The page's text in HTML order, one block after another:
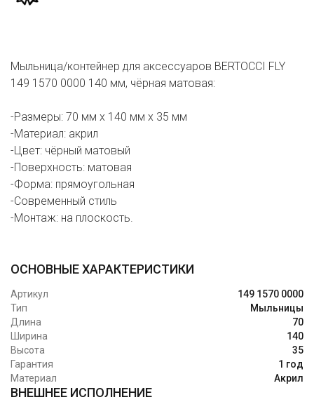
Мыльница/контейнер для аксессуаров BERTOCCI FLY
149 1570 0000 140 мм, чёрная матовая:
-Размеры: 70 мм х 140 мм х 35 мм
-Материал: акрил
-Цвет: чёрный матовый
-Поверхность: матовая
-Форма: прямоугольная
-Современный стиль
-Монтаж: на плоскость.
ОСНОВНЫЕ ХАРАКТЕРИСТИКИ
Артикул
149 1570 0000
Тип
Мыльницы
Длина
70
Ширина
140
Высота
35
Гарантия
1 год
Материал
Акрил
ВНЕШНЕЕ ИСПОЛНЕНИЕ